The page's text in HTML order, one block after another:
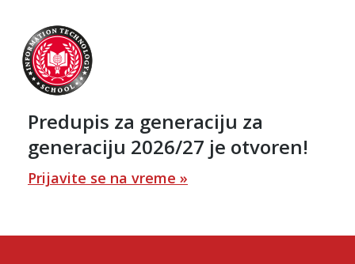
Predupis za generaciju za
generaciju 2026/27 je otvoren!
Prijavite se na vreme »